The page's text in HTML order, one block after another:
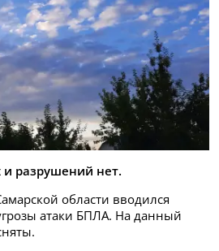
разрушений нет.
области вводился
атаки БПЛА. На данный